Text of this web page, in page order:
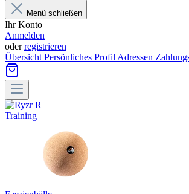
Menü schließen
Ihr Konto
Anmelden
oderregistrieren
Übersicht Persönliches Profil Adressen
Training